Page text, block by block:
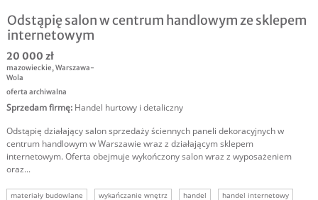
Odstąpię salon w centrum handlowym ze sklepem
internetowym
20 000 zł
mazowieckie,Warszawa-
Wola
oferta archiwalna
Sprzedam firmę: Handel hurtowy i detaliczny
Odstąpię działający salon sprzedaży ściennych paneli dekoracyjnych w
centrum handlowym w Warszawie wraz z działającym sklepem
internetowym. Oferta obejmuje wykończony salon wraz z wyposażeniem
oraz...
materiały budowlane wykańczanie wnętrz handel
handel internetowy